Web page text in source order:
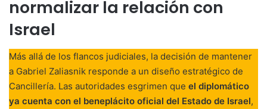
normalizar la relación con
Israel
Más allá de los flancos judiciales, la decisión de mantener
a Gabriel Zaliasnik responde a un diseño estratégico de
Cancillería. Las autoridades esgrimen que el diplomático
ya cuenta con el beneplácito oficial del Estado de Israel,